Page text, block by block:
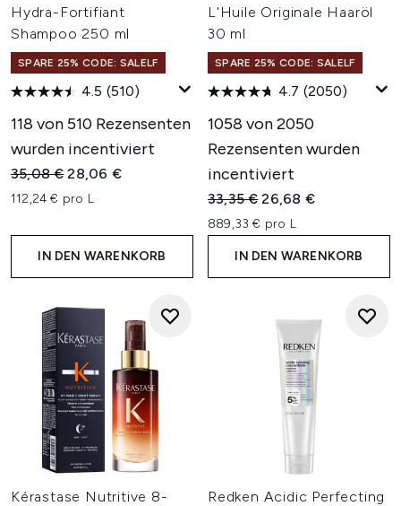
Hydra-Fortifiant
Shampoo 250 ml
SPARE 25% CODE: SALELF
4.5 (510)
118 von 510 Rezensenten
wurden incentiviert
Unverbindliche Preisempfehlung:
35,08 €Aktueller Preis:
28,06 €
112,24 € pro L
IN DEN WARENKORB
L'Huile Originale Haaröl
30 ml
SPARE 25% CODE: SALELF
4.7 (2050)
1058 von 2050
Rezensenten wurden
incentiviert
Unverbindliche
33,35 €Aktueller Preis:
26,68 €
889,33 € pro L
IN DEN WARENKORB
Kérastase Nutritive 8-
Redken Acidic Perfecting